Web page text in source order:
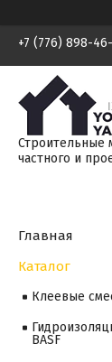
+7 (776) 898-
Строительные
частного и
Главная
Каталог
Клеевые
BASF